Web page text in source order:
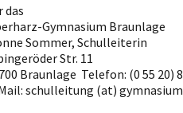
das
Gymnasium Braunlage
Sommer, Schulleiterin
Str. 11
Braunlage Telefon: (0 55 20)
schulleitung (at)